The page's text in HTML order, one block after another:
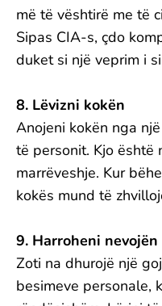
më të vështirë me të
Sipas CIA-s, çdo
duket si një veprim i
8. Lëvizni kokën
Anojeni kokën nga
të personit. Kjo është
marrëveshje. Kur
kokës mund të
9. Harroheni
Zoti na dhurojë një
besimeve personale,